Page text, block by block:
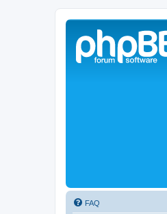
Solax FAQ
Lugar para intercambiar
FAQ